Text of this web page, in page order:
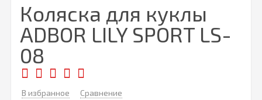
Коляска для куклы
ADBOR LILY SPORT LS-
08
В избранное Сравнение